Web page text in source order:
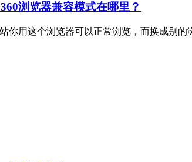
浏览器兼容模式在哪里？
你用这个浏览器可以正常浏览，而换成别